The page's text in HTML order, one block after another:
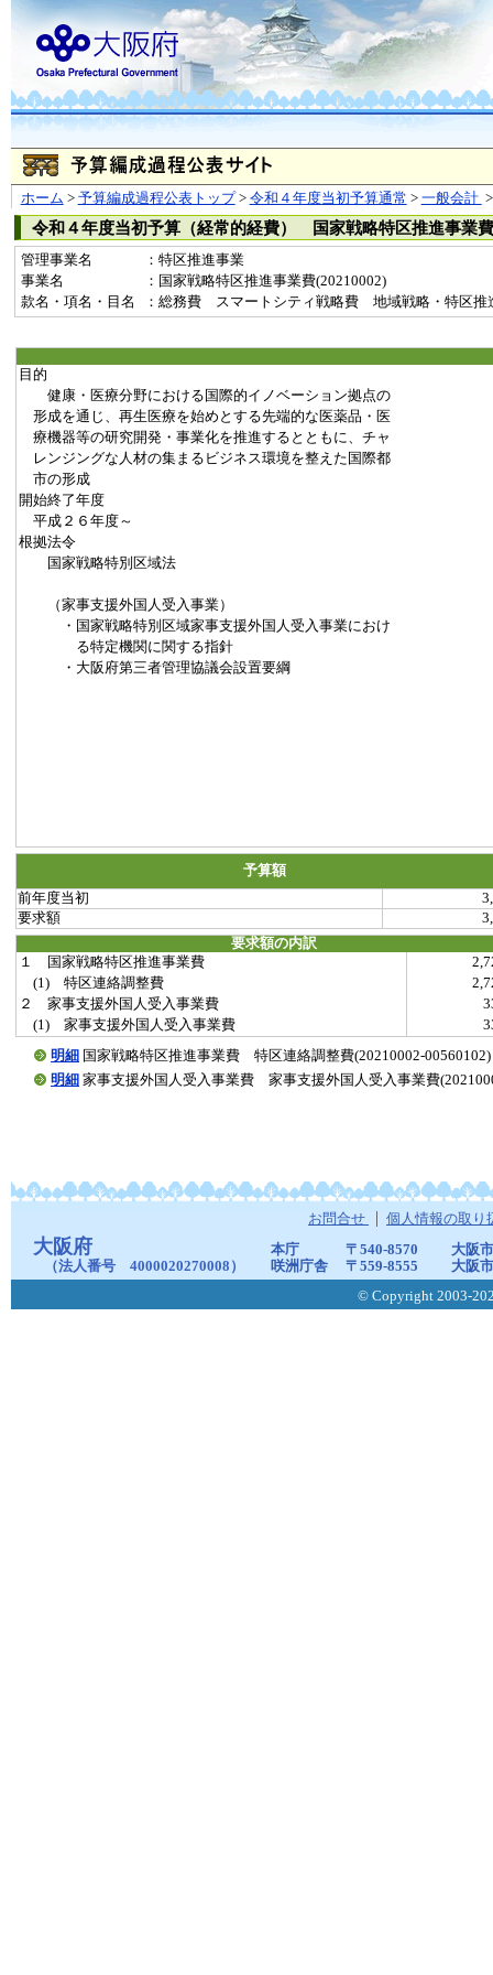
ホーム > 予算編成過程公表トップ> 令和４年度当初予算通常 > 一般会計
令和４年度当初予算（経常的経費） 国家戦略特区推進事業費
管理事業名
：特区推進事業
事業名
：国家戦略特区推進事業費(20210002)
款名・項名・目名
：総務費 スマートシティ戦略費 地域戦略・特区推
目的
健康・医療分野における国際的イノベーション拠点の
形成を通じ、再生医療を始めとする先端的な医薬品・医
療機器等の研究開発・事業化を推進するとともに、チャ
レンジングな人材の集まるビジネス環境を整えた国際都
市の形成
開始終了年度
平成２６年度～
根拠法令
国家戦略特別区域法
（家事支援外国人受入事業）
・国家戦略特別区域家事支援外国人受入事業におけ
る特定機関に関する指針
・大阪府第三者管理協議会設置要綱
予算額
前年度当初
要求額
要求額の内訳
１ 国家戦略特区推進事業費
(1) 特区連絡調整費
２ 家事支援外国人受入事業費
(1) 家事支援外国人受入事業費
明細 国家戦略特区推進事業費 特区連絡調整費(20210002-00560102)
明細 家事支援外国人受入事業費 家事支援外国人受入事業費
お問合せ 個人情報の取り
大阪府
（法人番号 4000020270008）
本庁 〒540-8570
大阪
咲洲庁舎
〒559-8555
大阪
© Copyright 2003-